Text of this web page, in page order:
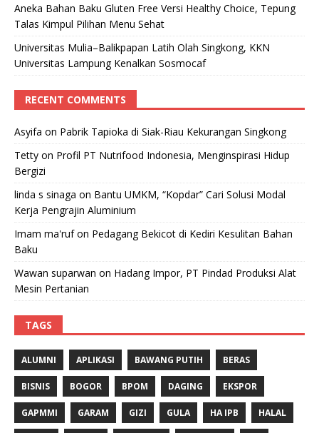
Aneka Bahan Baku Gluten Free Versi Healthy Choice, Tepung
Talas Kimpul Pilihan Menu Sehat
Universitas Mulia–Balikpapan Latih Olah Singkong, KKN
Universitas Lampung Kenalkan Sosmocaf
RECENT COMMENTS
Asyifa on Pabrik Tapioka di Siak-Riau Kekurangan Singkong
Tetty on Profil PT Nutrifood Indonesia, Menginspirasi Hidup
Bergizi
linda s sinaga on Bantu UMKM, “Kopdar” Cari Solusi Modal
Kerja Pengrajin Aluminium
Imam ma'rufon Pedagang Bekicot di Kediri Kesulitan Bahan
Baku
Wawan suparwan on Hadang Impor, PT Pindad Produksi Alat
Mesin Pertanian
TAGS
ALUMNI APLIKASI BAWANG PUTIH BERAS
BISNIS BOGOR BPOM DAGING EKSPOR
GAPMMI GARAM GIZI GULA HA IPB HALAL